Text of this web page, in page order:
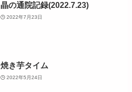
晶の通院記録(2022.7.23)
2022年7月23日
焼き芋タイム
2022年5月24日